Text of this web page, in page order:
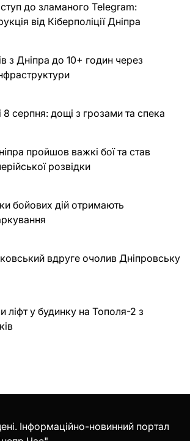
до зламаного Telegram:
від Кіберполіції Дніпра
з Дніпра до 10+ годин через
8 серпня: дощі з грозами та спека
пройшов важкі бої та став
розвідки
бойових дій отримають
вдруге очолив Дніпровську
ліфт у будинку на Тополя-2 з
Інформаційно-новинний портал